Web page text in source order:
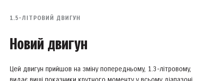
1.5-ЛІТРОВИЙ ДВИГУН
Новий двигун
Цей двигун прийшов на зміну попередньому, 1.3-літровому,